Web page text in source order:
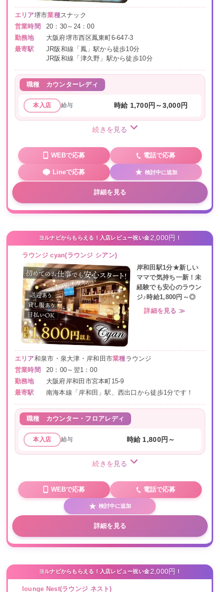
エリア堺市業種スナック
営業時間
20：30～24：00
勤務地
大阪府堺市西区鳳東町6-647-3
最寄駅
JR阪和線「鳳」駅から徒歩10分
JR阪和線「津久野」駅から徒歩10分
職種 カウンターレディ
本入店 給与 時給 1,700円～3,000円
続きを見る
WEBで応募 電話で応募
Lineで応募 検討中に追加
詳細を見る
ヨルナビからもらえる！入店レビュー祝い金 2,000円 ！
ラウンジ cyan(ラウンジ シアン)
岸和田駅1分★新しい
ママで気持ち一新！未
経験でも安心のラウン
ジ♪時給1,800円～◎
詳細を見る ≫
エリア和泉市・泉大津・岸和田市業種ラウンジ
営業時間
20：00～翌1：00
勤務地
大阪府岸和田市宮本町15-9
最寄駅
南海本線「岸和田」駅、西出口から徒歩1分です！
職種 カウンター・フロアレディ
本入店 給与 時給 1,800円～
続きを見る
WEBで応募 電話で応募
検討中に追加
詳細を見る
ヨルナビからもらえる！入店レビュー祝い金 2,000円 ！
lounge Nest(ラウンジ ネスト)